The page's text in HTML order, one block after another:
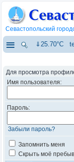
Севастопольский
⇓25.70°C
Для просмотра
Имя пользователя:
Пароль:
Забыли пароль?
Запомнить меня
Скрыть моё